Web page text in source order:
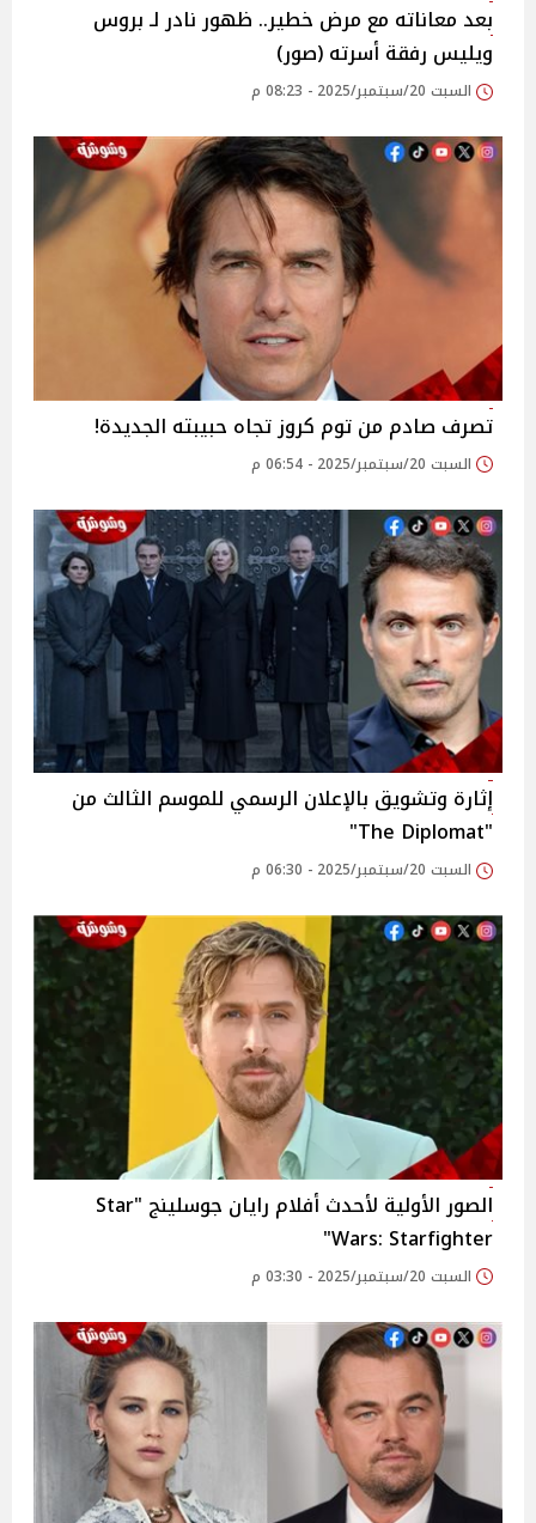
بعد معاناته مع مرض خطير.. ظهور نادر لـ بروس
ويليس رفقة أسرته (صور)
السبت 20/سبتمبر/2025 - 08:23 م
تصرف صادم من توم كروز تجاه حبيبته الجديدة!
السبت 20/سبتمبر/2025 - 06:54 م
إثارة وتشويق بالإعلان الرسمي للموسم الثالث من
"The Diplomat"
السبت 20/سبتمبر/2025 - 06:30 م
الصور الأولية لأحدث أفلام رايان جوسلينج "Star
Wars: Starfighter"
السبت 20/سبتمبر/2025 - 03:30 م